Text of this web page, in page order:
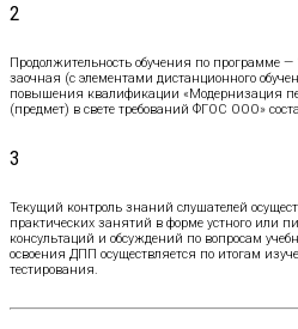
2
Продолжительность обучения по программе —
заочная (с элементами дистанционного
повышения квалификации «Модернизация
(предмет) в свете требований ФГОС ООО»
3
Текущий контроль знаний слушателей
практических занятий в форме устного или
консультаций и обсуждений по вопросам
освоения ДПП осуществляется по итогам
тестирования.